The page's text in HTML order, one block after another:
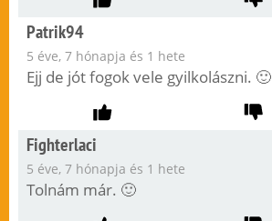
Patrik94
5 éve, 7 hónapja és 1 hete
Ejj de jót fogok vele gyilkolászni. 🙂
Fighterlaci
5 éve, 7 hónapja és 1 hete
Tolnám már. 🙂